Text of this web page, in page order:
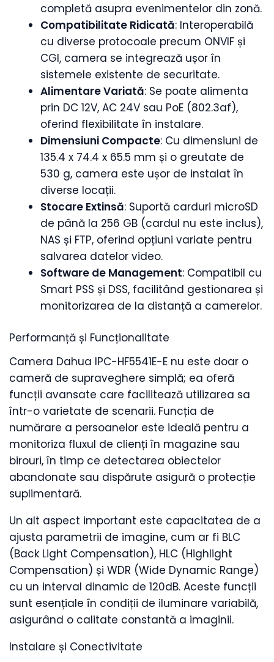
completă asupra evenimentelor din zonă.
Compatibilitate Ridicată: Interoperabilă
cu diverse protocoale precum ONVIF și
CGI, camera se integrează ușor în
sistemele existente de securitate.
Alimentare Variată: Se poate alimenta
prin DC 12V, AC 24V sau PoE (802.3af),
oferind flexibilitate în instalare.
Dimensiuni Compacte: Cu dimensiuni de
135.4 x 74.4 x 65.5 mm și o greutate de
530 g, camera este ușor de instalat în
diverse locații.
Stocare Extinsă: Suportă carduri microSD
de până la 256 GB (cardul nu este inclus),
NAS și FTP, oferind opțiuni variate pentru
salvarea datelor video.
Software de Management: Compatibil cu
Smart PSS și DSS, facilitând gestionarea și
monitorizarea de la distanță a camerelor.
Performanță și Funcționalitate
Camera Dahua IPC-HF5541E-E nu este doar o
cameră de supraveghere simplă; ea oferă
funcții avansate care facilitează utilizarea sa
într-o varietate de scenarii. Funcția de
numărare a persoanelor este ideală pentru a
monitoriza fluxul de clienți în magazine sau
birouri, în timp ce detectarea obiectelor
abandonate sau dispărute asigură o protecție
suplimentară.
Un alt aspect important este capacitatea de a
ajusta parametrii de imagine, cum ar fi BLC
(Back Light Compensation), HLC (Highlight
Compensation) și WDR (Wide Dynamic Range)
cu un interval dinamic de 120dB. Aceste funcții
sunt esențiale în condiții de iluminare variabilă,
asigurând o calitate constantă a imaginii.
Instalare și Conectivitate